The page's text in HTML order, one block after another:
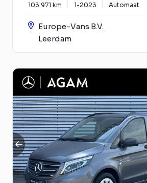
103.971 km 1-2023 Automaat
Europe-Vans B.V.
Leerdam